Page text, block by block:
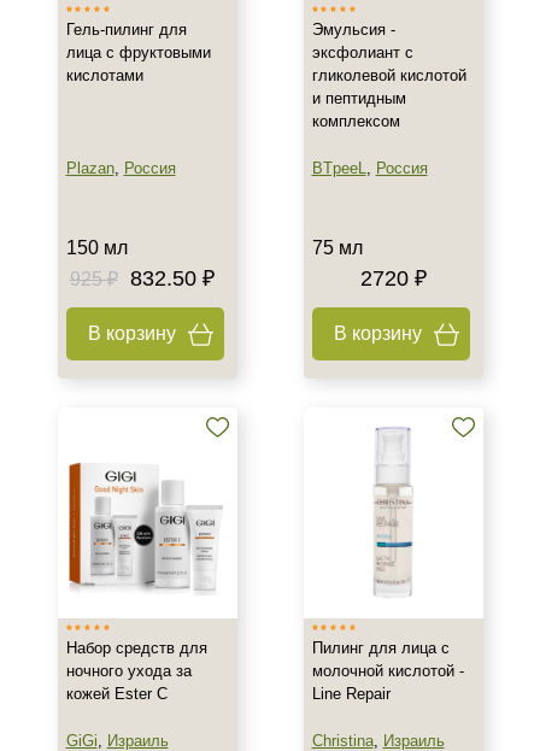
Очищение
Гиперпигментация
Гладкость
Лифтинг
Обновление клеток
Лицо
Объём
50 мл
Показать еще
Гель-пилинг для
лица с фруктовыми
кислотами
Plazan, Россия
150 мл
925 ₽
832.50 ₽
В корзину
Эмульсия -
эксфолиант с
гликолевой кислотой
и пептидным
комплексом
BTpeeL, Россия
75 мл
2720 ₽
В корзину
Набор средств для
ночного ухода за
кожей Ester C
GiGi, Израиль
Пилинг для лица с
молочной кислотой -
Line Repair
Christina, Израиль